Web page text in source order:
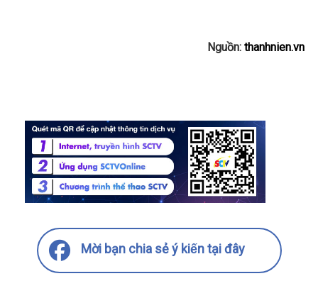
Nguồn: thanhnien.vn
Mời bạn chia sẻ ý kiến tại đây